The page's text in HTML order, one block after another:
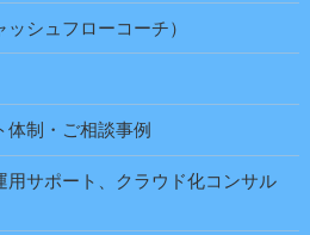
シュフローコーチ）
体制・ご相談事例
用サポート、クラウド化コンサル